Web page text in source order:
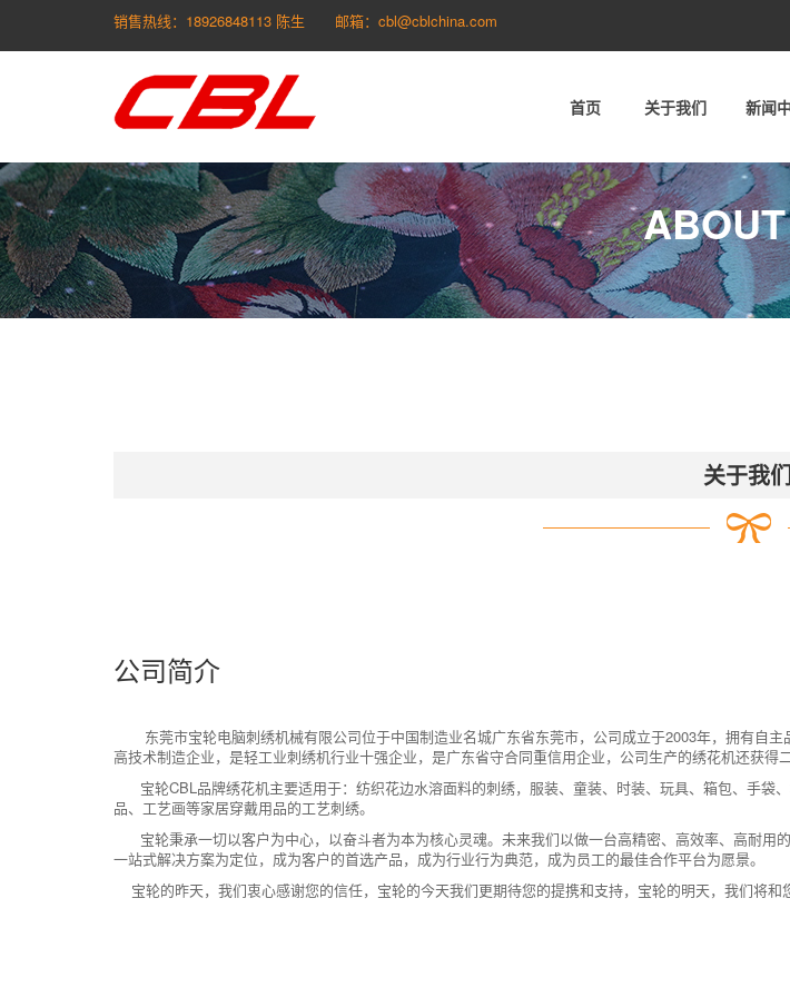
销售热线：18926848113 陈生 邮箱：cbl@cblchina.com
首页 关于我们 新闻
关于我
公司简介
东莞市宝轮电脑刺绣机械有限公司位于中国制造业名城广东省东莞市，公司成立于2003年，拥有自
高技术制造企业，是轻工业刺绣机行业十强企业，是广东省守合同重信用企业，公司生产的绣花机还获得
宝轮CBL品牌绣花机主要适用于：纺织花边水溶面料的刺绣，服装、童装、时装、玩具、箱包、手袋
品、工艺画等家居穿戴用品的工艺刺绣。
宝轮秉承一切以客户为中心，以奋斗者为本为核心灵魂。未来我们以做一台高精密、高效率、高耐用
一站式解决方案为定位，成为客户的首选产品，成为行业行为典范，成为员工的最佳合作平台为愿景。
宝轮的昨天，我们衷心感谢您的信任，宝轮的今天我们更期待您的提携和支持，宝轮的明天，我们将和